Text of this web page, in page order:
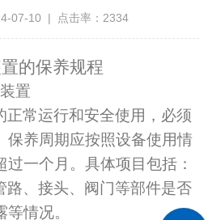
07-10 | 点击率：2334
的保养规程
置
正常运行和安全使用，必须
保养周期应按照设备使用情
一个月。具体项目包括：
路、接头、阀门等部件是否
情况。